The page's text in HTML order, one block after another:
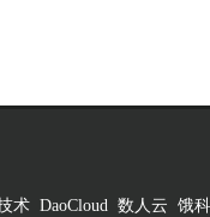
术 DaoCloud 数人云 饿